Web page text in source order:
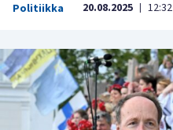
Politiikka 20.08.2025 | 12:32